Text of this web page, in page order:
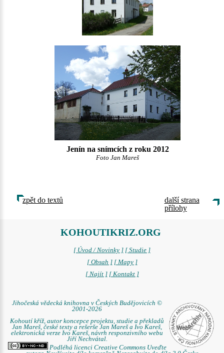
Jenín na snímcích z roku 2012
Foto Jan Mareš
zpět do textů
další strana
přílohy
KOHOUTIKRIZ.ORG
[ Úvod / Novinky ] [ Studie ]
[ Obsah ] [ Mapy ]
[ Najít ] [ Kontakt ]
Jihočeská vědecká knihovna v Českých Budějovicích ©
2001-2026
Kohoutí kříž, autor koncepce projektu, studie a překladů
Jan Mareš, české texty a rešerše Jan Mareš a Ivo Kareš,
elektronická verze Ivo Kareš, návrh responzivního webu
Jiří Nechvátal.
Podléhá licenci Creative Commons Uveďte